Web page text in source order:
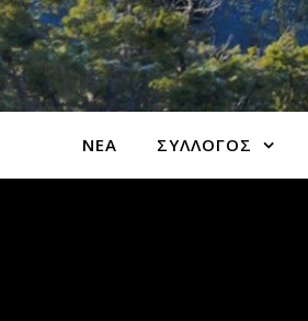
ΝΕΑ ΣΥΛΛΟΓΟΣ